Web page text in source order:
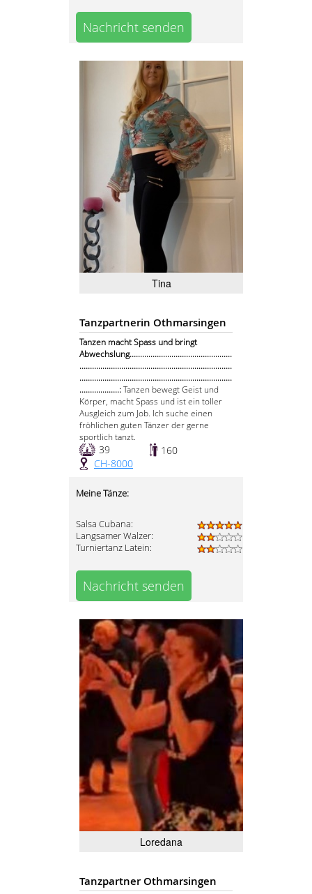
Nachricht senden
Tina
Tanzpartnerin Othmarsingen
Tanzen macht Spass und bringt
Abwechslung.................................................
.........................................................................
.........................................................................
...................:Tanzen bewegt Geist und
Körper, macht Spass und ist ein toller
Ausgleich zum Job. Ich suche einen
fröhlichen guten Tänzer der gerne
sportlich tanzt.
39
160
CH-8000
Meine Tänze:
Salsa Cubana:
Langsamer Walzer:
Turniertanz Latein:
Nachricht senden
Loredana
Tanzpartner Othmarsingen